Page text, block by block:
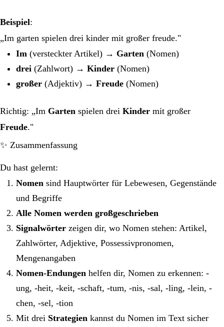
Beispiel:
„Im garten spielen drei kinder mit großer freude."
Im (versteckter Artikel) → Garten (Nomen)
drei (Zahlwort) → Kinder (Nomen)
großer (Adjektiv) → Freude (Nomen)
Richtig: „Im Garten spielen drei Kinder mit großer
Freude."
✨ Zusammenfassung
Du hast gelernt:
Nomen sind Hauptwörter für Lebewesen, Gegenstände
und Begriffe
Alle Nomen werden großgeschrieben
Signalwörter zeigen dir, wo Nomen stehen: Artikel,
Zahlwörter, Adjektive, Possessivpronomen,
Mengenangaben
Nomen-Endungen helfen dir, Nomen zu erkennen: -
ung, -heit, -keit, -schaft, -tum, -nis, -sal, -ling, -lein, -
chen, -sel, -tion
Mit drei Strategien kannst du Nomen im Text sicher